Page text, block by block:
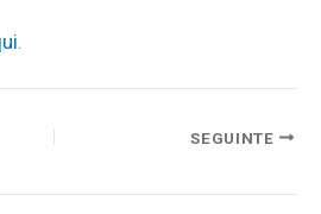
SEGUINTE